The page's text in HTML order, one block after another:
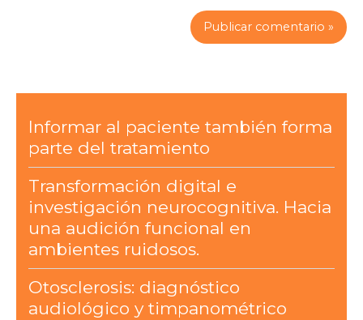
Informar al paciente también forma
parte del tratamiento
Transformación digital e
investigación neurocognitiva. Hacia
una audición funcional en
ambientes ruidosos.
Otosclerosis: diagnóstico
audiológico y timpanométrico